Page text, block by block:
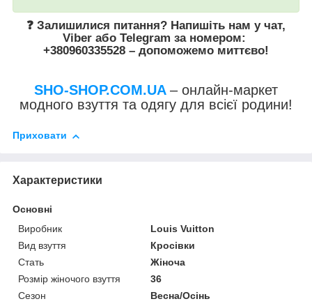
❓ Залишилися питання? Напишіть нам у чат,
Viber або Telegram за номером:
+380960335528 – допоможемо миттєво!
SHO-SHOP.COM.UA – онлайн-маркет
модного взуття та одягу для всієї родини!
Приховати
Характеристики
Основні
Виробник
Louis Vuitton
Вид взуття
Кросівки
Стать
Жіноча
Розмір жіночого взуття
36
Сезон
Весна/Осінь